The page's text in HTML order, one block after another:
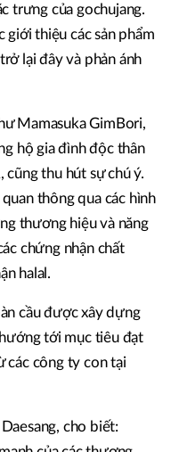
trưng của gochujang.
thiệu các sản phẩm
lại đây và phản ánh
Mamasuka GimBori,
hộ gia đình độc thân
thu hút sự chú ý.
thông qua các hình
thương hiệu và năng
chứng nhận chất
halal.
cầu được xây dựng
tới mục tiêu đạt
các công ty con tại
cho biết: